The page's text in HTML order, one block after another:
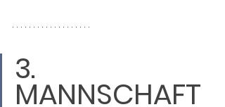
3.
MANNSCHAFT